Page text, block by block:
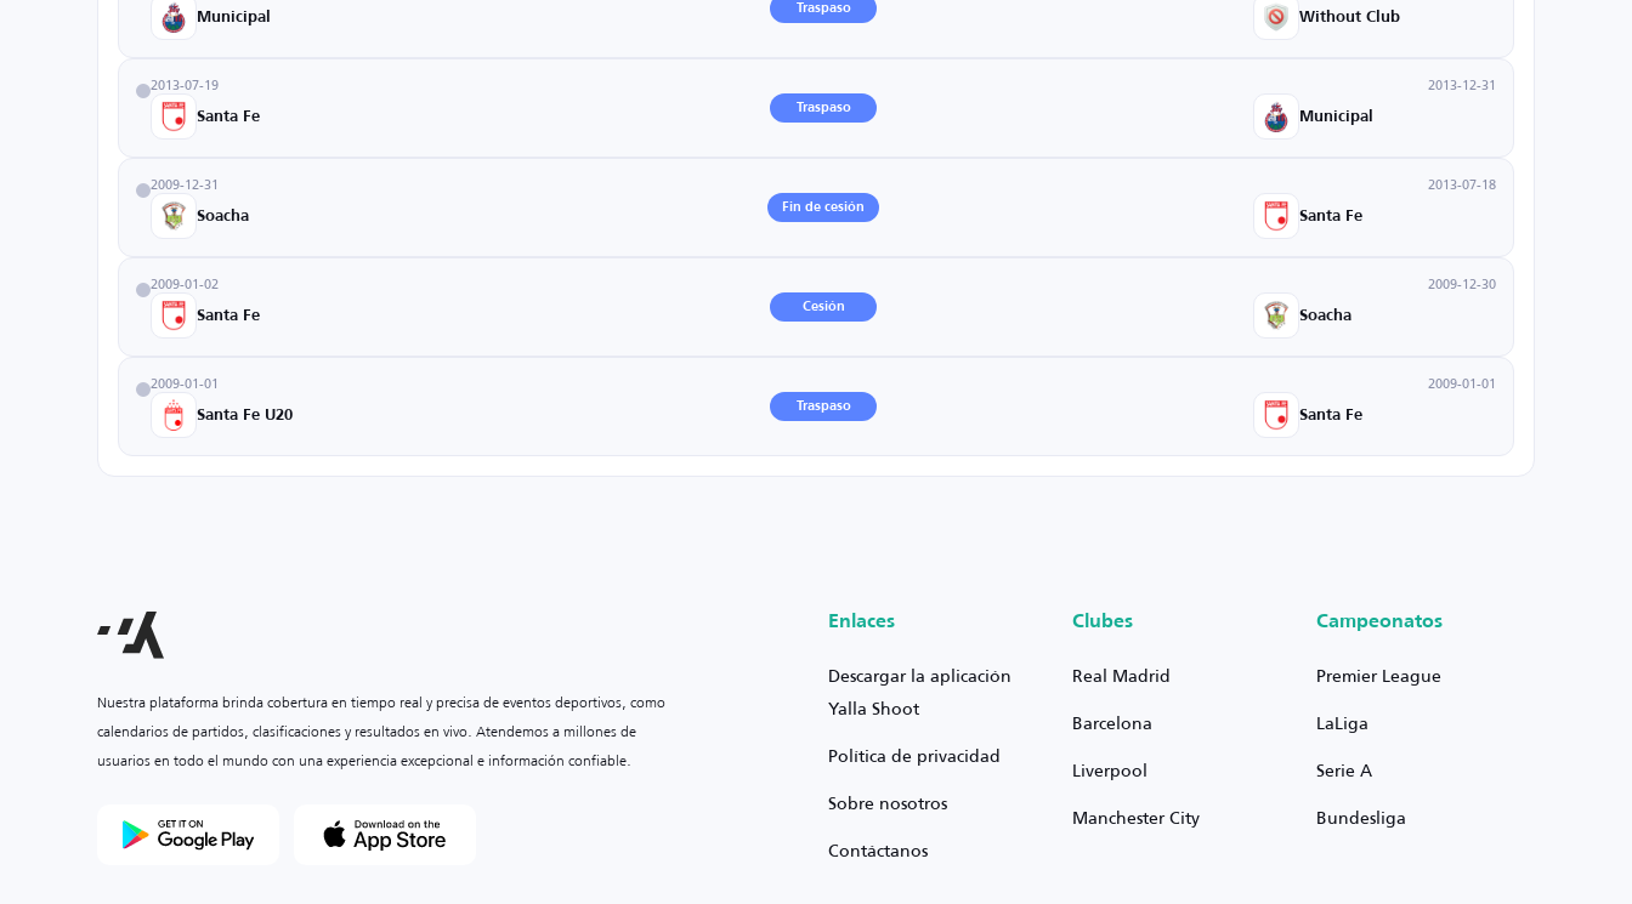
Municipal
Traspaso
Without Club
2013-07-19
Santa Fe
Traspaso
2013-12-31
Municipal
2009-12-31
Soacha
Fin de cesión
2013-07-18
Santa Fe
2009-01-02
Santa Fe
Cesión
2009-12-30
Soacha
2009-01-01
Santa Fe U20
Traspaso
2009-01-01
Santa Fe
Nuestra plataforma brinda cobertura en tiempo real y precisa de eventos deportivos, como
calendarios de partidos, clasificaciones y resultados en vivo. Atendemos a millones de
usuarios en todo el mundo con una experiencia excepcional e información confiable.
Enlaces
Descargar la aplicación
Yalla Shoot
Política de privacidad
Sobre nosotros
Contáctanos
Clubes
Real Madrid
Barcelona
Liverpool
Manchester City
Campeonatos
Premier League
LaLiga
Serie A
Bundesliga